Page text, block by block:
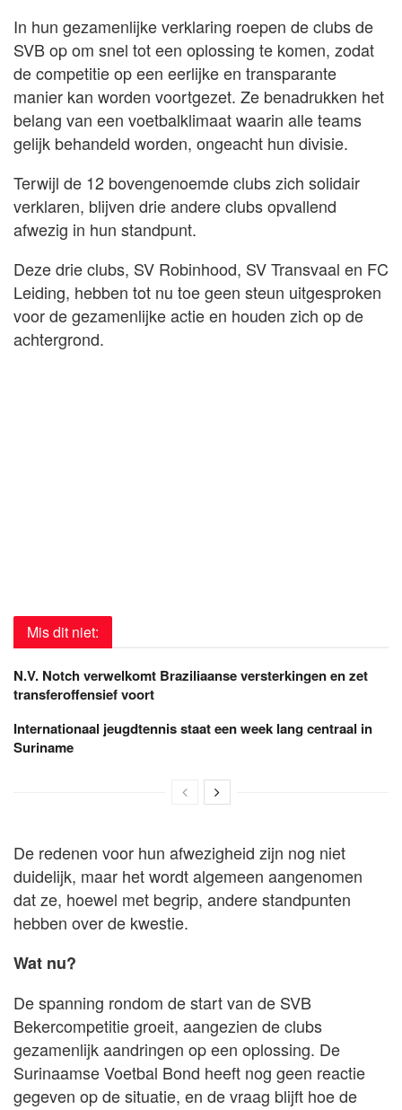
In hun gezamenlijke verklaring roepen de clubs de
SVB op om snel tot een oplossing te komen, zodat
de competitie op een eerlijke en transparante
manier kan worden voortgezet. Ze benadrukken het
belang van een voetbalklimaat waarin alle teams
gelijk behandeld worden, ongeacht hun divisie.
Terwijl de 12 bovengenoemde clubs zich solidair
verklaren, blijven drie andere clubs opvallend
afwezig in hun standpunt.
Deze drie clubs, SV Robinhood, SV Transvaal en FC
Leiding, hebben tot nu toe geen steun uitgesproken
voor de gezamenlijke actie en houden zich op de
achtergrond.
Mis dit niet:
N.V. Notch verwelkomt Braziliaanse versterkingen en zet
transferoffensief voort
Internationaal jeugdtennis staat een week lang centraal in
Suriname
De redenen voor hun afwezigheid zijn nog niet
duidelijk, maar het wordt algemeen aangenomen
dat ze, hoewel met begrip, andere standpunten
hebben over de kwestie.
Wat nu?
De spanning rondom de start van de SVB
Bekercompetitie groeit, aangezien de clubs
gezamenlijk aandringen op een oplossing. De
Surinaamse Voetbal Bond heeft nog geen reactie
gegeven op de situatie, en de vraag blijft hoe de